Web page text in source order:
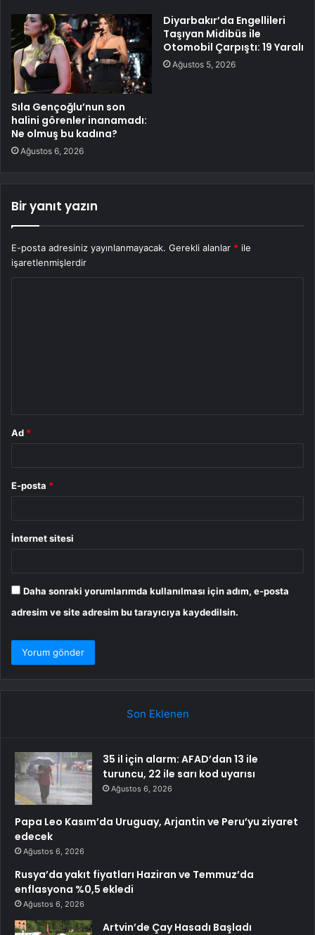
Sıla Gençoğlu’nun son
halini görenler inanamadı:
Ne olmuş bu kadına?
Ağustos 6, 2026
Diyarbakır’da Engellileri
Taşıyan Midibüs ile
Otomobil Çarpıştı: 19 Yaralı
Ağustos 5, 2026
Bir yanıt yazın
E-posta adresiniz yayınlanmayacak. Gerekli alanlar * ile
işaretlenmişlerdir
Ad *
E-posta *
İnternet sitesi
Daha sonraki yorumlarımda kullanılması için adım, e-posta
adresim ve site adresim bu tarayıcıya kaydedilsin.
Son Eklenen
35 il için alarm: AFAD’dan 13 ile
turuncu, 22 ile sarı kod uyarısı
Ağustos 6, 2026
Papa Leo Kasım’da Uruguay, Arjantin ve Peru’yu ziyaret
edecek
Ağustos 6, 2026
Rusya’da yakıt fiyatları Haziran ve Temmuz’da
enflasyona %0,5 ekledi
Ağustos 6, 2026
Artvin’de Çay Hasadı Başladı